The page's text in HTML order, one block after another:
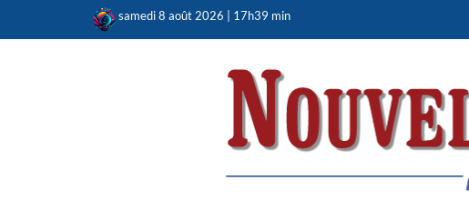
samedi 8 août 2026 | 17h39 min